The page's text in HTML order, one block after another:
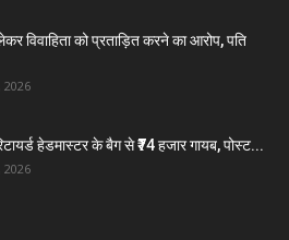
विवाहिता को प्रताड़ित करने का आरोप, पति
2026
हेडमास्टर के बैग से ₹74 हजार गायब, पोस्ट...
2026